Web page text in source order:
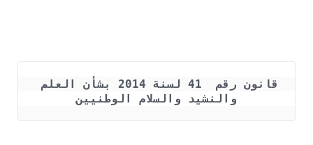
والنشيد والسلام الوطنيين